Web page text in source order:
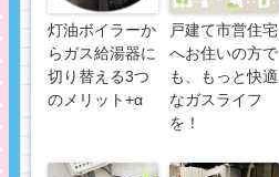
灯油ボイラーか
らガス給湯器に
切り替える3つ
のメリット+α
戸建て市営住宅
へお住いの方で
も、もっと快適
なガスライフ
を！